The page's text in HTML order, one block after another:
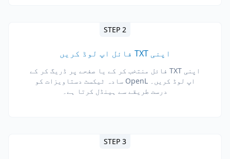
STEP 2
اپنی TXT فائل اپ لوڈ کریں
اپنی TXT فائل منتخب کر کے یا صفحے پر ڈریگ کر کے
اپ لوڈ کریں۔ OpenL سادہ ٹیکسٹ دستاویزات کو
درست طریقے سے ہینڈل کرتا ہے۔
STEP 3